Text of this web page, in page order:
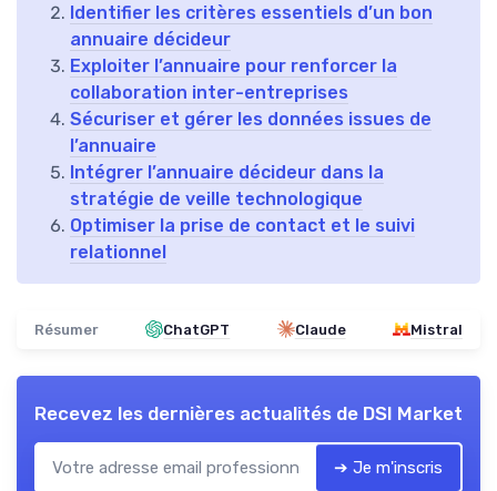
Identifier les critères essentiels d’un bon
annuaire décideur
Exploiter l’annuaire pour renforcer la
collaboration inter-entreprises
Sécuriser et gérer les données issues de
l’annuaire
Intégrer l’annuaire décideur dans la
stratégie de veille technologique
Optimiser la prise de contact et le suivi
relationnel
Résumer ChatGPT Claude Mistral
Recevez les dernières actualités de DSI Market
➔ Je m'inscris